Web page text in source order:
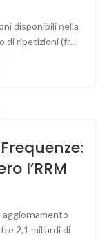
disponibili nella
di ripetizioni (fr...
l’RRM
aggiornamento
2,1 miliardi di